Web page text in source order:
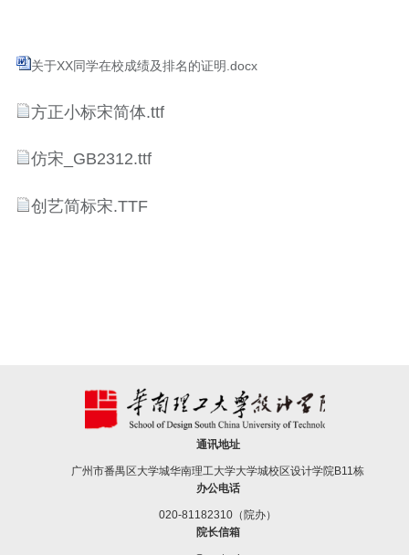
关于XX同学在校成绩及排名的证明.docx
方正小标宋简体.ttf
仿宋_GB2312.ttf
创艺简标宋.TTF
通讯地址
广州市番禺区大学城华南理工大学大学城校区设计学院B11栋
办公电话
020-81182310（院办）
院长信箱